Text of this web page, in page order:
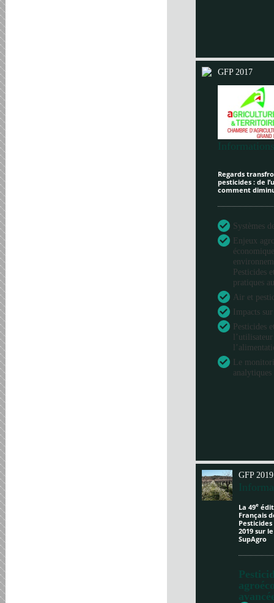
GFP 2017
Regards
pesticides : de
comment
Systèmes
Enjeux
Pesticides
pratiques
Air et
Impacts
Pesticides
Le
GFP 2019
La 49e
Français
2019 sur
SupAgro